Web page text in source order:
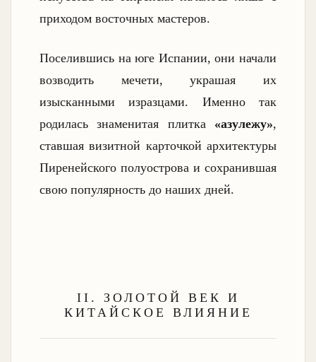
приходом восточных мастеров.
Поселившись на юге Испании, они начали
возводить мечети, украшая их
изысканными изразцами. Именно так
родилась знаменитая плитка «азулежу»,
ставшая визитной карточкой архитектуры
Пиренейского полуострова и сохранившая
свою популярность до наших дней.
II. ЗОЛОТОЙ ВЕК И
КИТАЙСКОЕ ВЛИЯНИЕ